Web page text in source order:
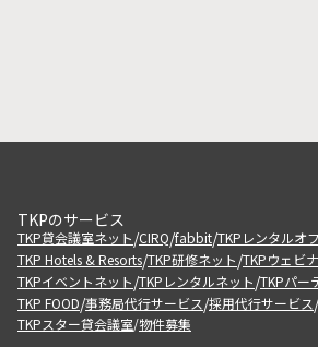
TKPのサービス
TKP貸会議室ネット/CIRQ/fabbit/TKPレンタルオ
TKP Hotels & Resorts/TKP研修ネット/TKPウェビ
TKPイベントネット/TKPレンタルネット/TKPパー
TKP FOOD/事務局代行サービス/採用代行サービス/
TKPスター貸会議室/物件募集